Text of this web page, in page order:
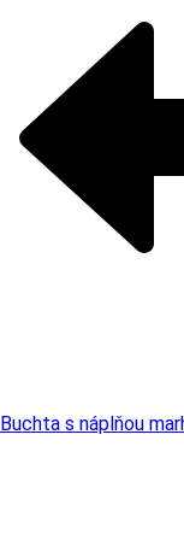
Buchta s náplňou